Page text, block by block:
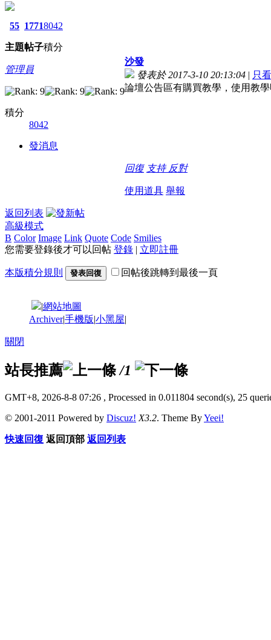
55
主題
1771
帖子
8042
積分
管理員
積分
8042
發消息
沙發
發表於 2017-3-10 20:13:04 | 只
論壇公告區有購買教學，使用教
回復 支持 反對
使用道具 舉報
返回列表
高級模式
B Color Image Link Quote Code Smilies
您需要登錄後才可以回帖 登錄 | 立即註冊
本版積分規則 發表回復 回帖後跳轉到最後一頁
|網站地圖
Archiver|手機版|小黑屋|
關閉
站長推薦 /1
GMT+8, 2026-8-8 07:26 , Processed in 0.011804 second(s), 25
© 2001-2011 Powered by Discuz! X3.2. Theme ByYeei!
快速回復 返回頂部 返回列表